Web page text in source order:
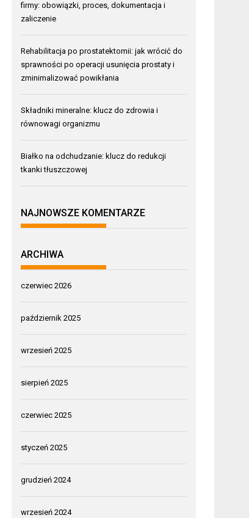
firmy: obowiązki, proces, dokumentacja i
zaliczenie
Rehabilitacja po prostatektomii: jak wrócić do
sprawności po operacji usunięcia prostaty i
zminimalizować powikłania
Składniki mineralne: klucz do zdrowia i
równowagi organizmu
Białko na odchudzanie: klucz do redukcji
tkanki tłuszczowej
NAJNOWSZE KOMENTARZE
ARCHIWA
czerwiec 2026
październik 2025
wrzesień 2025
sierpień 2025
czerwiec 2025
styczeń 2025
grudzień 2024
wrzesień 2024